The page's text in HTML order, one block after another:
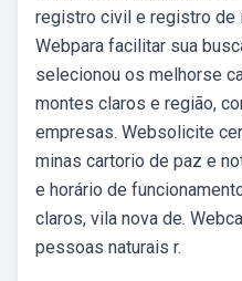
registro civil e registro de
Webpara facilitar sua
selecionou os melhorse
montes claros e região,
empresas. Websolicite
minas cartorio de paz e
e horário de
claros, vila nova de.
pessoas naturais r.